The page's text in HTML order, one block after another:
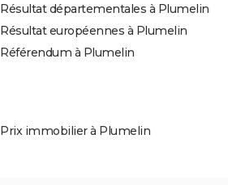
Résultat départementales à Plumelin
Résultat européennes à Plumelin
Référendum à Plumelin
Prix immobilier à Plumelin